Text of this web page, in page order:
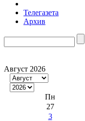
Телегазета
Архив
Август 2026
Пн
27
3